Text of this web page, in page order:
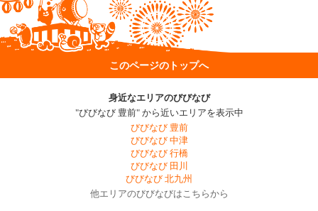
このページのトップへ
身近なエリアのびびなび
"びびなび 豊前" から近いエリアを表示中
びびなび 豊前
びびなび 中津
びびなび 行橋
びびなび 田川
びびなび 北九州
他エリアのびびなびはこちらから